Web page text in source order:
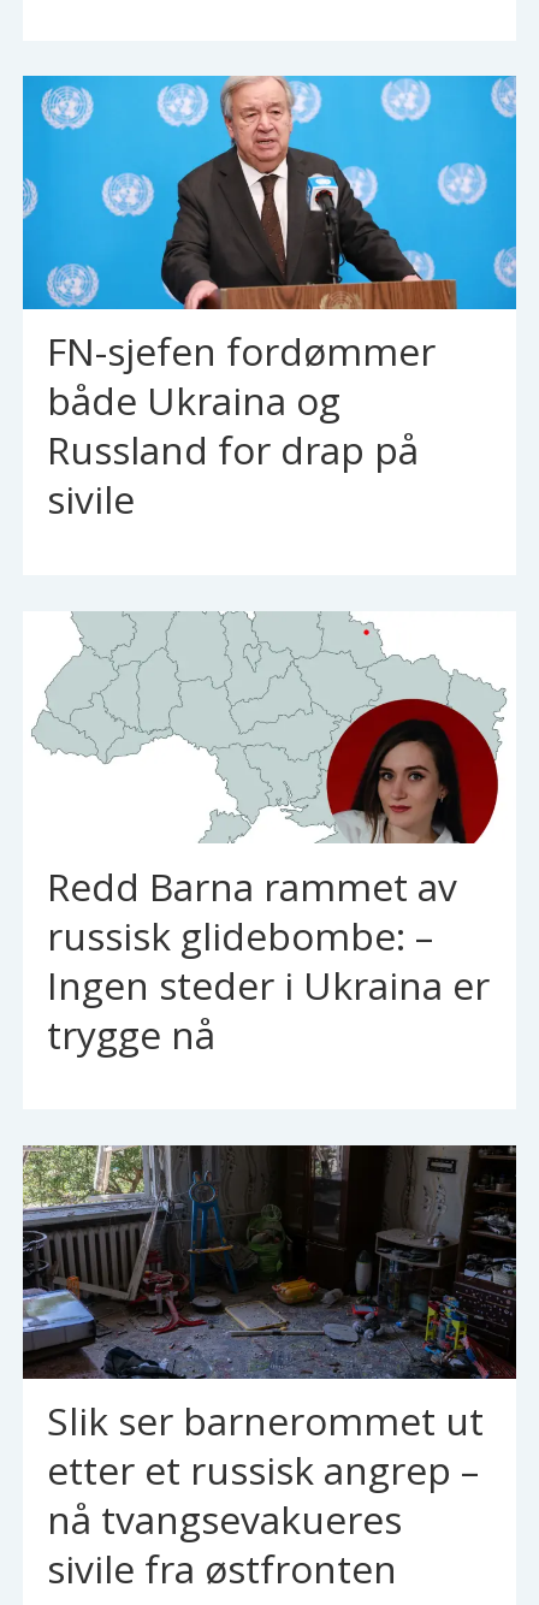
FN-sjefen fordømmer
både Ukraina og
Russland for drap på
sivile
Redd Barna rammet av
russisk glidebombe: –
Ingen steder i Ukraina er
trygge nå
Slik ser barnerommet ut
etter et russisk angrep –
nå tvangsevakueres
sivile fra østfronten